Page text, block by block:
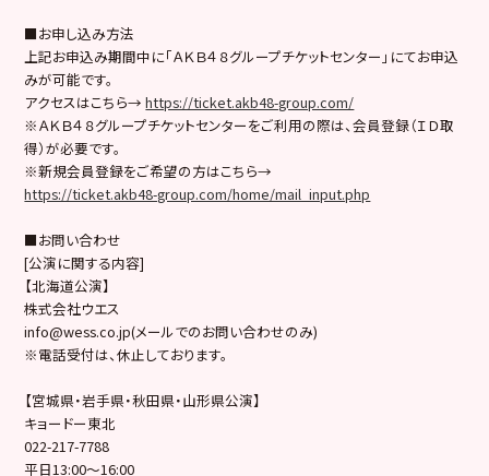
■お申し込み方法
上記お申込み期間中に「ＡＫＢ４８グループチケットセンター」にてお申込
みが可能です。
アクセスはこちら→https://ticket.akb48-group.com/
※ＡＫＢ４８グループチケットセンターをご利用の際は、会員登録（ＩＤ取
得）が必要です。
※新規会員登録をご希望の方はこちら→
https://ticket.akb48-group.com/home/mail_input.php
■お問い合わせ
[公演に関する内容]
【北海道公演】
株式会社ウエス
info@wess.co.jp(メールでのお問い合わせのみ)
※電話受付は、休止しております。
【宮城県・岩手県・秋田県・山形県公演】
キョードー東北
022-217-7788
平日13:00～16:00